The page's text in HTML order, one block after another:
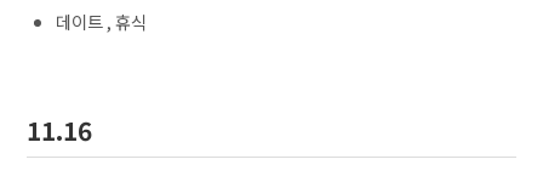
데이트 , 휴식
11.16